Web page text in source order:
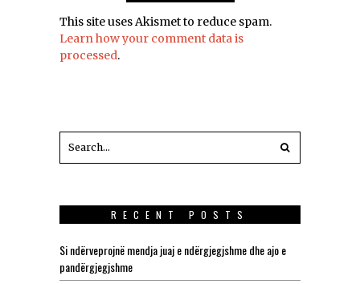
This site uses Akismet to reduce spam.
Learn how your comment data is
processed.
RECENT POSTS
Si ndërveprojnë mendja juaj e ndërgjegjshme dhe ajo e
pandërgjegjshme